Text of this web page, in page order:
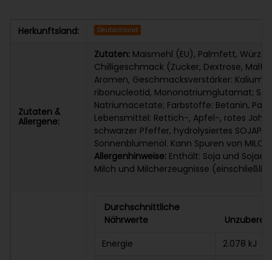
Herkunftsland: Deutschland
Zutaten &
Allergene:
Zutaten: Maismehl (EU), Palmfett,
Chilligeschmack (Zucker, Dextrose,
Aromen, Geschmacksverstärker:
ribonucleotid, Mononatriumglutamat;
Natriumacetate; Farbstoffe: Betanin,
Lebensmittel: Rettich-, Apfel-, rotes
schwarzer Pfeffer, hydrolysiertes
Sonnenblumenöl. Kann Spuren von
Allergenhinweise: Enthält: Soja und
Milch und Milcherzeugnisse
Durchschnittliche
Nährwerte
Energie
2.078 kJ